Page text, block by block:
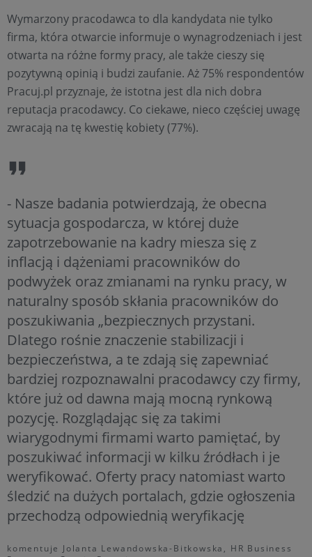
Wymarzony pracodawca to dla kandydata nie tylko
firma, która otwarcie informuje o wynagrodzeniach i jest
otwarta na różne formy pracy, ale także cieszy się
pozytywną opinią i budzi zaufanie. Aż 75% respondentów
Pracuj.pl przyznaje, że istotna jest dla nich dobra
reputacja pracodawcy. Co ciekawe, nieco częściej uwagę
zwracają na tę kwestię kobiety (77%).
- Nasze badania potwierdzają, że obecna
sytuacja gospodarcza, w której duże
zapotrzebowanie na kadry miesza się z
inflacją i dążeniami pracowników do
podwyżek oraz zmianami na rynku pracy, w
naturalny sposób skłania pracowników do
poszukiwania „bezpiecznych przystani.
Dlatego rośnie znaczenie stabilizacji i
bezpieczeństwa, a te zdają się zapewniać
bardziej rozpoznawalni pracodawcy czy firmy,
które już od dawna mają mocną rynkową
pozycję. Rozglądając się za takimi
wiarygodnymi firmami warto pamiętać, by
poszukiwać informacji w kilku źródłach i je
weryfikować. Oferty pracy natomiast warto
śledzić na dużych portalach, gdzie ogłoszenia
przechodzą odpowiednią weryfikację
komentuje Jolanta Lewandowska-Bitkowska, HR Business